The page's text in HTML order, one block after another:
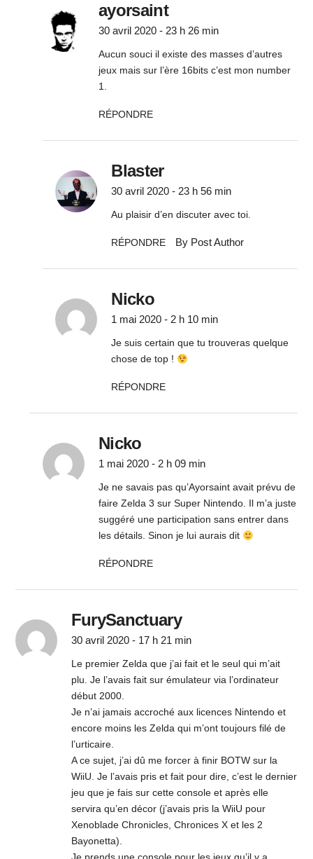
ayorsaint
30 avril 2020 - 23 h 26 min
Aucun souci il existe des masses d’autres
jeux mais sur l’ère 16bits c’est mon number
1.
RÉPONDRE
Blaster
30 avril 2020 - 23 h 56 min
Au plaisir d’en discuter avec toi.
RÉPONDRE By Post Author
Nicko
1 mai 2020 - 2 h 10 min
Je suis certain que tu trouveras quelque
chose de top !
RÉPONDRE
Nicko
1 mai 2020 - 2 h 09 min
Je ne savais pas qu’Ayorsaint avait prévu de
faire Zelda 3 sur Super Nintendo. Il m’a juste
suggéré une participation sans entrer dans
les détails. Sinon je lui aurais dit
RÉPONDRE
FurySanctuary
30 avril 2020 - 17 h 21 min
Le premier Zelda que j’ai fait et le seul qui m’ait
plu. Je l’avais fait sur émulateur via l’ordinateur
début 2000.
Je n’ai jamais accroché aux licences Nintendo et
encore moins les Zelda qui m’ont toujours filé de
l’urticaire.
A ce sujet, j’ai dû me forcer à finir BOTW sur la
WiiU. Je l’avais pris et fait pour dire, c’est le dernier
jeu que je fais sur cette console et après elle
servira qu’en décor (j’avais pris la WiiU pour
Xenoblade Chronicles, Chronices X et les 2
Bayonetta).